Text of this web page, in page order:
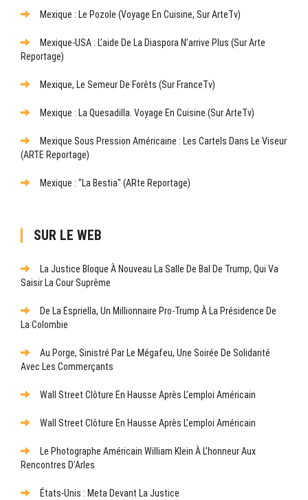
Mexique : Le Pozole (Voyage En Cuisine, Sur ArteTv)
Mexique-USA : L’aide De La Diaspora N’arrive Plus (sur Arte
Reportage)
Mexique, Le Semeur De Forêts (sur FranceTv)
Mexique : La Quesadilla. Voyage En Cuisine (sur ArteTv)
Mexique Sous Pression Américaine : Les Cartels Dans Le Viseur
(ARTE Reportage)
Mexique : "La Bestia" (ARte Reportage)
SUR LE WEB
La Justice Bloque À Nouveau La Salle De Bal De Trump, Qui Va
Saisir La Cour Suprême
De La Espriella, Un Millionnaire Pro-Trump À La Présidence De
La Colombie
Au Porge, Sinistré Par Le Mégafeu, Une Soirée De Solidarité
Avec Les Commerçants
Wall Street Clôture En Hausse Après L’emploi Américain
Wall Street Clôture En Hausse Après L’emploi Américain
Le Photographe Américain William Klein À L’honneur Aux
Rencontres D’Arles
États-Unis : Meta Devant La Justice